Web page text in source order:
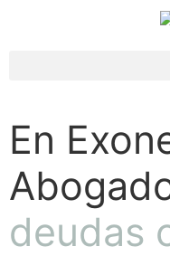
En
deudas